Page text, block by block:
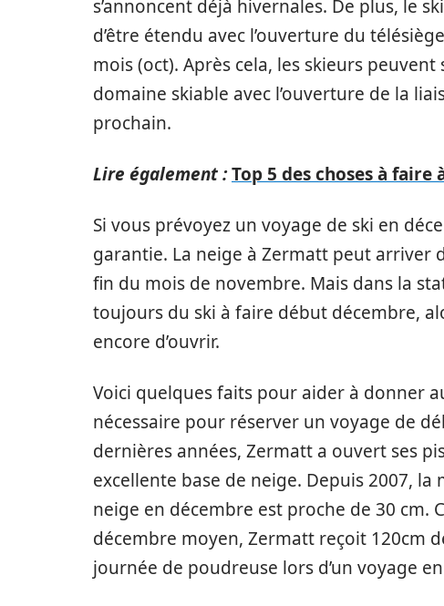
s’annoncent déjà hivernales. De plus, le
d’être étendu avec l’ouverture du
mois (oct). Après cela, les skieurs
domaine skiable avec l’ouverture de la
prochain.
Lire également :Top 5 des choses à
Si vous prévoyez un voyage de ski en
garantie. La neige à Zermatt peut arriver
fin du mois de novembre. Mais dans la
toujours du ski à faire début décembre,
encore d’ouvrir.
Voici quelques faits pour aider à donner
nécessaire pour réserver un voyage de
dernières années, Zermatt a ouvert ses
excellente base de neige. Depuis 2007,
neige en décembre est proche de 30 cm.
décembre moyen, Zermatt reçoit 120cm
journée de poudreuse lors d’un voyage